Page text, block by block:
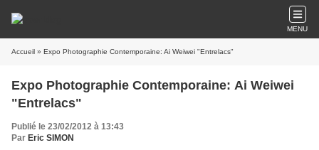
MENU
Accueil » Expo Photographie Contemporaine: Ai Weiwei "Entrelacs"
Expo Photographie Contemporaine: Ai Weiwei
"Entrelacs"
Publié le 23/02/2012 à 13:43
Par Eric SIMON